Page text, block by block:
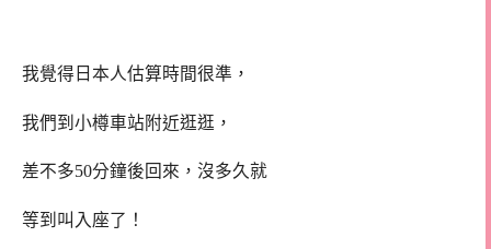
我覺得日本人估算時間很準，
我們到小樽車站附近逛逛，
差不多50分鐘後回來，沒多久就
等到叫入座了！